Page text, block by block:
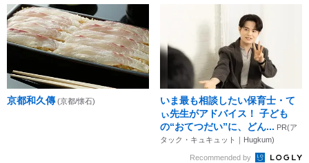
京都和久傳 (京都/懐石)
いま最も相談したい保育士・て
ぃ先生がアドバイス！ 子ども
の“おてつだい”に、どん... PR(ア
タック・キュキュット｜Hugkum)
Recommended by